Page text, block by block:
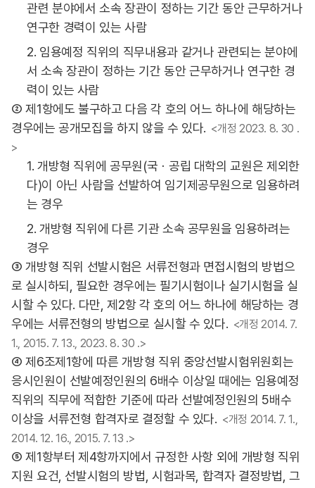
관련 분야에서 소속 장관이 정하는 기간 동안 근무하거나
연구한 경력이 있는 사람
2. 임용예정 직위의 직무내용과 같거나 관련되는 분야에
서 소속 장관이 정하는 기간 동안 근무하거나 연구한 경
력이 있는 사람
② 제1항에도 불구하고 다음 각 호의 어느 하나에 해당하는
경우에는 공개모집을 하지 않을 수 있다. <개정 2023. 8. 30 .
>
1. 개방형 직위에 공무원(국ㆍ공립 대학의 교원은 제외한
다)이 아닌 사람을 선발하여 임기제공무원으로 임용하려
는 경우
2. 개방형 직위에 다른 기관 소속 공무원을 임용하려는
경우
③ 개방형 직위 선발시험은 서류전형과 면접시험의 방법으
로 실시하되, 필요한 경우에는 필기시험이나 실기시험을 실
시할 수 있다. 다만, 제2항 각 호의 어느 하나에 해당하는 경
우에는 서류전형의 방법으로 실시할 수 있다. <개정 2014. 7.
1., 2015. 7. 13., 2023. 8. 30 .>
④ 제6조제1항에 따른 개방형 직위 중앙선발시험위원회는
응시인원이 선발예정인원의 6배수 이상일 때에는 임용예정
직위의 직무에 적합한 기준에 따라 선발예정인원의 5배수
이상을 서류전형 합격자로 결정할 수 있다. <개정 2014. 7. 1.,
2014. 12. 16., 2015. 7. 13 .>
⑤ 제1항부터 제4항까지에서 규정한 사항 외에 개방형 직위
지원 요건, 선발시험의 방법, 시험과목, 합격자 결정방법, 그